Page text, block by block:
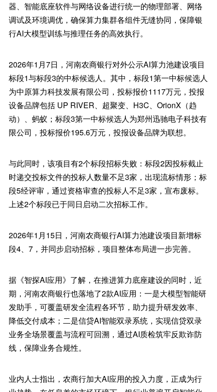
器、智能底座软件与网络设备进行统一的物理部署、网络
调试及环境调优，确保算力集群各组件无缝协同，保障银
行AI大模型训练与推理任务的高效执行。
2026年1月7日，河南农商银行对外公示AI算力池建设项目
标段1与标段3的中标候选人。其中，标段1第一中标候选人
为中原算力科技发展有限公司，投标报价1117万元，投报
设备品牌包括 UP RIVER、超聚变、H3C、OrionX（趋
动）、蚂蚁；标段3第一中标候选人为郑州迅驰电子科技有
限公司，投标报价195.6万元，投报设备品牌为联想。
与此同时，该项目有2个标段招标失败：标段2因投标截止
时递交投标文件的投标人数量不足3家，出现流标情形；标
段5经评审，通过资格审查的投标人不足3家，宣布废标。
上述2个标段已于同日启动二次招标工作。
2026年1月15日，河南农商银行AI算力池建设项目新增标
段4、7，并同步启动招标，项目整体布局进一步完善。
据《智探AI应用》了解，在推进算力底座建设的同时，近
期，河南农商银行也落地了2款AI应用：一是大模型智能研
发助手，可覆盖研发全流程各环节，助力提升研发效率、
降低交付成本；二是信贷AI智能双录系统，实现信贷双录
业务全场景覆盖与流程可回溯，通过AI质检筑牢反欺诈防
线，保障业务合规性。
业内人士指出，农商行加大AI应用的投入力度，正成为行